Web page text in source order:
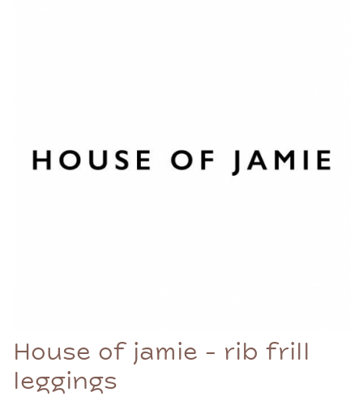
House of jamie - rib frill
leggings